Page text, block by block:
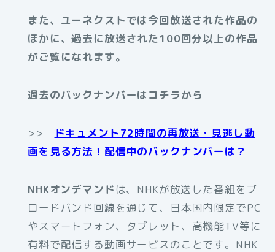
また、ユーネクストでは今回放送された作品の
ほかに、過去に放送された100回分以上の作品
がご覧になれます。
過去のバックナンバーはコチラから
>>
ドキュメント72時間の再放送・見逃し動
画を見る方法！配信中のバックナンバーは？
NHKオンデマンド は、NHKが放送した番組をブ
ロードバンド回線を通じて、日本国内限定でPC
やスマートフォン、タブレット、高機能TV等に
有料で配信する動画サービスのことです。NHK